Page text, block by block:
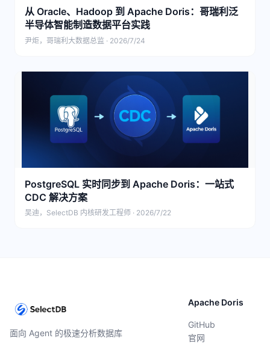
从 Oracle、Hadoop 到 Apache Doris：哥瑞利泛
半导体智能制造数据平台实践
尹炬，哥瑞利大数据总监 · 2026/7/24
PostgreSQL 实时同步到 Apache Doris：一站式
CDC 解决方案
吴迪，SelectDB 内核研发工程师 · 2026/7/22
面向 Agent 的极速分析数据库
Apache Doris
GitHub
官网